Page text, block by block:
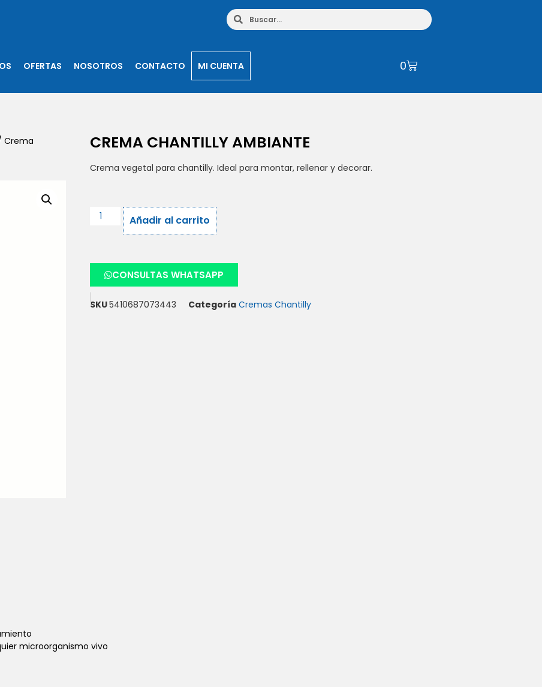
OFERTAS NOSOTROS CONTACTO MI CUENTA 0
Crema
CREMA CHANTILLY AMBIANTE
Crema vegetal para chantilly. Ideal para montar, rellenar y decorar.
Añadir al carrito
CONSULTAS WHATSAPP
SKU5410687073443 Categoría Cremas Chantilly
microorganismo vivo